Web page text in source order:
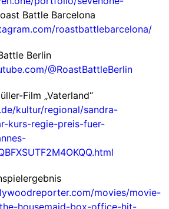
Battle Barcelona
roastbattlebarcelona/
Berlin
@RoastBattleBerlin
Film „Vaterland“
kultur/regional/sandra-
kurs-regie-preis-fuer-
movies/movie-
housemaid-box-office-hit-